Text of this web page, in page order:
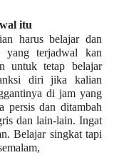
itu
harus belajar dan
yang terjadwal kan
untuk tetap belajar
diri jika kalian
di jam yang
persis dan ditambah
dan lain-lain. Ingat
Belajar singkat tapi